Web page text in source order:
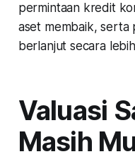
permintaan kredit
aset membaik,
berlanjut secara
Valuasi
Masih